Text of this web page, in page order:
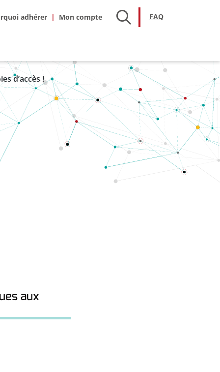
adhérer FAQFAQ
d’accès !
aux